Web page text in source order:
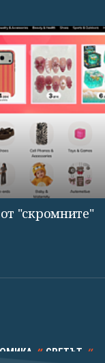
"скромните"
СВЕТЪТ